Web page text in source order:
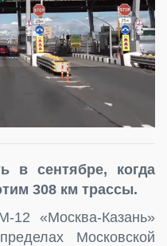
в сентябре, когда
308 км трассы.
12 «Москва-Казань»
Московской